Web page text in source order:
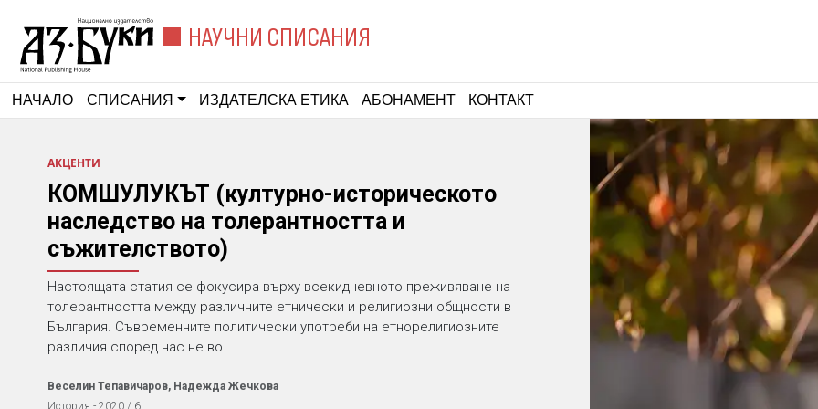
НАУЧНИ СПИСАНИЯ
НАЧАЛО СПИСАНИЯ ИЗДАТЕЛСКА ЕТИКА АБОНАМЕНТ КОНТАКТ
АКЦЕНТИ
КОМШУЛУКЪТ (културно-историческото
наследство на толерантността и
съжителството)
Настоящата статия се фокусира върху всекидневното преживяване на
толерантността между различните етнически и религиозни общности в
България. Съвременните политически употреби на етнорелигиозните
различия според нас не во...
Веселин Тепавичаров, Надежда Жечкова
История - 2020 / 6